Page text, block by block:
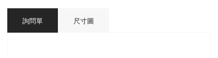
詢問單 尺寸圖